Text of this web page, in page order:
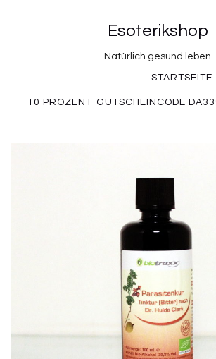
Esoterikshop
Natürlich gesund leben
STARTSEITE
10 PROZENT-GUTSCHEINCODE